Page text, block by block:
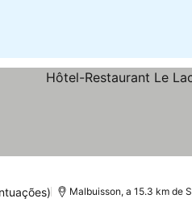
Malbuisson, a 15.3 km de